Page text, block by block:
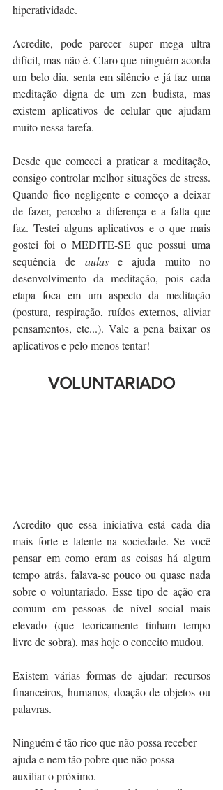
hiperatividade.
Acredite, pode parecer super mega ultra
difícil, mas não é. Claro que ninguém acorda
um belo dia, senta em silêncio e já faz uma
meditação digna de um zen budista, mas
existem aplicativos de celular que ajudam
muito nessa tarefa.
Desde que comecei a praticar a meditação,
consigo controlar melhor situações de stress.
Quando fico negligente e começo a deixar
de fazer, percebo a diferença e a falta que
faz. Testei alguns aplicativos e o que mais
gostei foi o MEDITE-SE que possui uma
sequência de aulas e ajuda muito no
desenvolvimento da meditação, pois cada
etapa foca em um aspecto da meditação
(postura, respiração, ruídos externos, aliviar
pensamentos, etc...). Vale a pena baixar os
aplicativos e pelo menos tentar!
VOLUNTARIADO
Acredito que essa iniciativa está cada dia
mais forte e latente na sociedade. Se você
pensar em como eram as coisas há algum
tempo atrás, falava-se pouco ou quase nada
sobre o voluntariado. Esse tipo de ação era
comum em pessoas de nível social mais
elevado (que teoricamente tinham tempo
livre de sobra), mas hoje o conceito mudou.
Existem várias formas de ajudar: recursos
financeiros, humanos, doação de objetos ou
palavras.
Ninguém é tão rico que não possa receber
ajuda e nem tão pobre que não possa
auxiliar o próximo.